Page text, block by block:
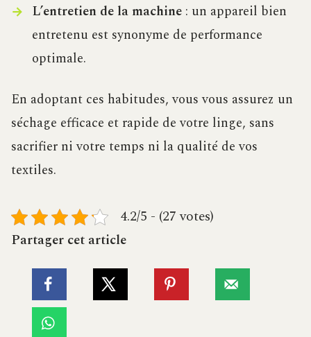
L’entretien de la machine: un appareil bien
entretenu est synonyme de performance
optimale.
En adoptant ces habitudes, vous vous assurez un
séchage efficace et rapide de votre linge, sans
sacrifier ni votre temps ni la qualité de vos
textiles.
4.2/5 - (27 votes)
Partager cet article